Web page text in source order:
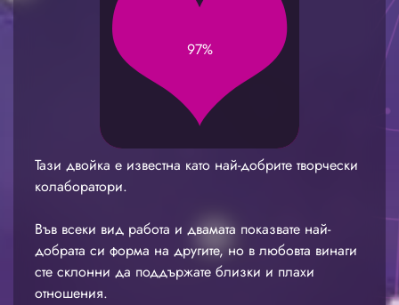
97%
Тази двойка е известна като най-добрите творчески
колаборатори.
Във всеки вид работа и двамата показвате най-
добрата си форма на другите, но в любовта винаги
сте склонни да поддържате близки и плахи
отношения.